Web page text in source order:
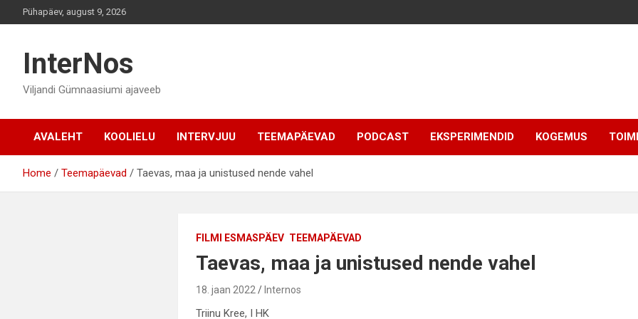
to
Pühapäev, august 9, 2026
InterNos
Viljandi Gümnaasiumi ajaveeb
AVALEHT KOOLIELU INTERVJUU TEEMAPÄEVAD PODCAST EKSPERIMENDID KOGEMUS
Home Teemapäevad Taevas, maa ja unistused nende vahel
FILMI ESMASPÄEV TEEMAPÄEVAD
Taevas, maa ja unistused nende vahel
18. jaan 2022 Internos
Triinu Kree, I HK